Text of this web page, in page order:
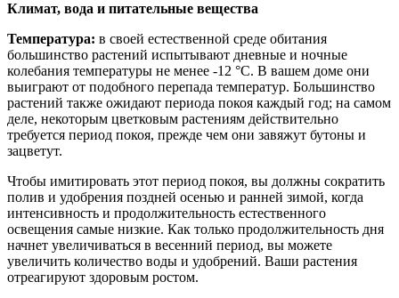
Климат, вода и питательные вещества
Температура: в своей естественной среде обитания
большинство растений испытывают дневные и ночные
колебания температуры не менее -12 °C. В вашем доме они
выиграют от подобного перепада температур. Большинство
растений также ожидают периода покоя каждый год; на самом
деле, некоторым цветковым растениям действительно
требуется период покоя, прежде чем они завяжут бутоны и
зацветут.
Чтобы имитировать этот период покоя, вы должны сократить
полив и удобрения поздней осенью и ранней зимой, когда
интенсивность и продолжительность естественного
освещения самые низкие. Как только продолжительность дня
начнет увеличиваться в весенний период, вы можете
увеличить количество воды и удобрений. Ваши растения
отреагируют здоровым ростом.